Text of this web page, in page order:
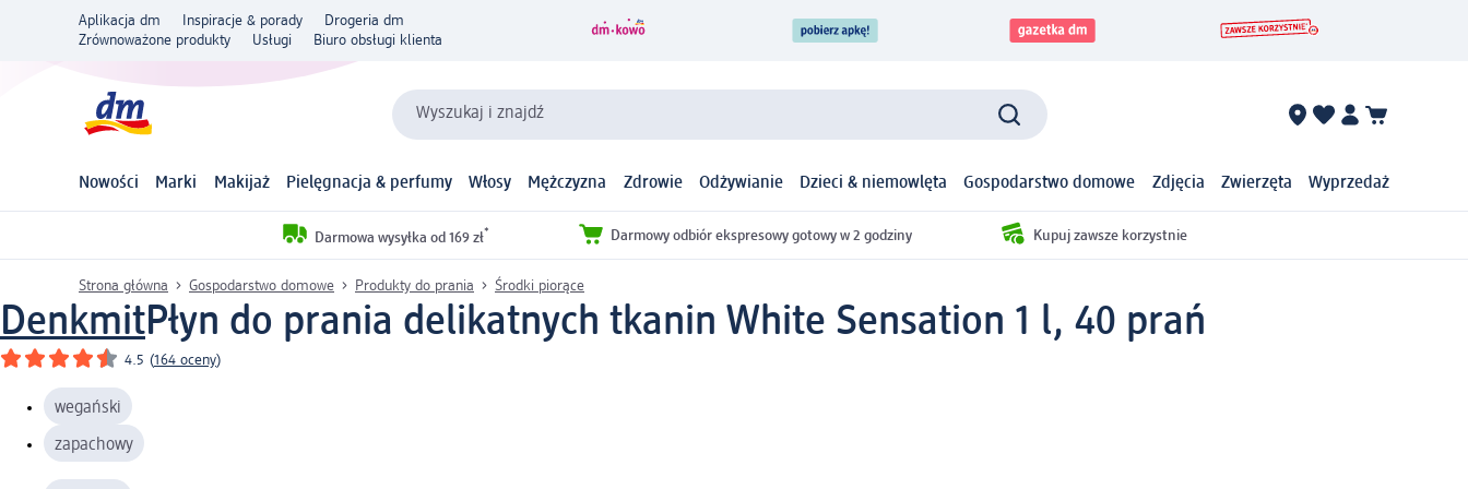
Aplikacja dm Inspiracje & porady
Drogeria dm
Zrównoważone produkty
Usługi Biuro obsługi klienta
Wyszukaj i znajdź
Nowości Marki Makijaż Pielęgnacja & perfumy Włosy Mężczyzna Zdrowie Odżywianie Dzieci & niemowlęta Gospodarstwo domowe Zdjęcia Zwierzęta Wyprzedaż
Darmowa wysyłka od 169 zł* Darmowy odbiór ekspresowy gotowy w 2 godziny Kupuj zawsze korzystnie
Strona główna Gospodarstwo domowe Produkty do prania Środki piorące
DenkmitPłyn do prania delikatnych tkanin White Sensation 1 l, 40 prań
4.5 (164 oceny)
wegański
zapachowy